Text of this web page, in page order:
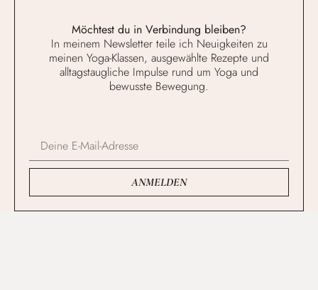
Möchtest du in Verbindung bleiben?
In meinem Newsletter teile ich Neuigkeiten zu
meinen Yoga-Klassen, ausgewählte Rezepte und
alltagstaugliche Impulse rund um Yoga und
bewusste Bewegung.
ANMELDEN